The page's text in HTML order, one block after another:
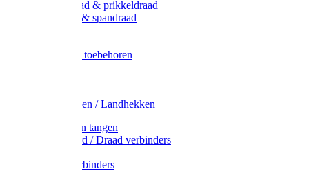
Metaal draad & prikkeldraad
Binddraad & spandraad
Afrasternet toebehoren
Weidehekken / Landhekken
Spanners en tangen
Lint / Koord / Draad verbinders
Litzclip verbinders